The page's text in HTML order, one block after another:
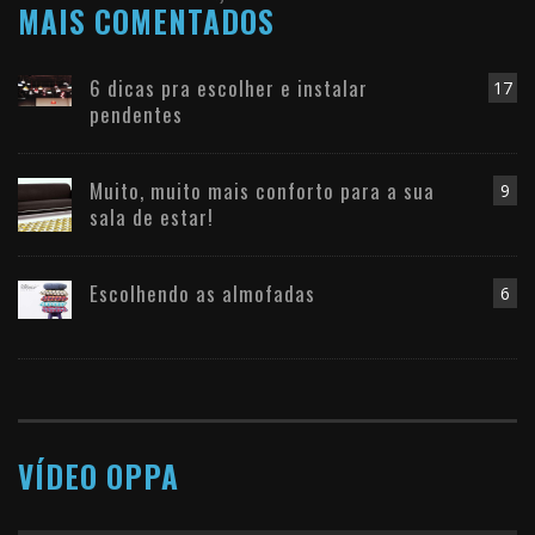
MAIS COMENTADOS
17
6 dicas pra escolher e instalar
pendentes
9
Muito, muito mais conforto para a sua
sala de estar!
6
Escolhendo as almofadas
VÍDEO OPPA